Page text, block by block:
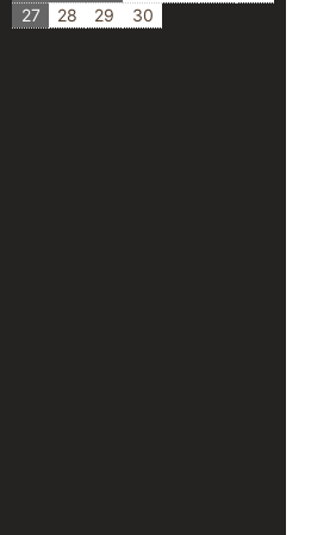
27 28 29 30